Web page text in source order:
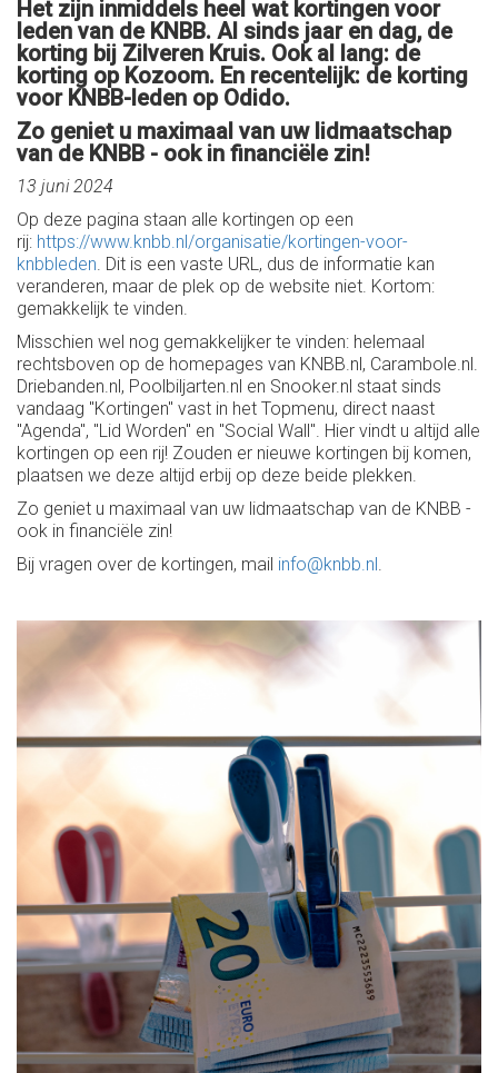
Het zijn inmiddels heel wat kortingen voor
leden van de KNBB. Al sinds jaar en dag, de
korting bij Zilveren Kruis. Ook al lang: de
korting op Kozoom. En recentelijk: de korting
voor KNBB-leden op Odido.
Zo geniet u maximaal van uw lidmaatschap
van de KNBB - ook in financiële zin!
13 juni 2024
Op deze pagina staan alle kortingen op een
rij: https://www.knbb.nl/organisatie/kortingen-voor-
knbbleden. Dit is een vaste URL, dus de informatie kan
veranderen, maar de plek op de website niet. Kortom:
gemakkelijk te vinden.
Misschien wel nog gemakkelijker te vinden: helemaal
rechtsboven op de homepages van KNBB.nl, Carambole.nl.
Driebanden.nl, Poolbiljarten.nl en Snooker.nl staat sinds
vandaag "Kortingen" vast in het Topmenu, direct naast
"Agenda", "Lid Worden" en "Social Wall". Hier vindt u altijd alle
kortingen op een rij! Zouden er nieuwe kortingen bij komen,
plaatsen we deze altijd erbij op deze beide plekken.
Zo geniet u maximaal van uw lidmaatschap van de KNBB -
ook in financiële zin!
Bij vragen over de kortingen, mail info@knbb.nl.